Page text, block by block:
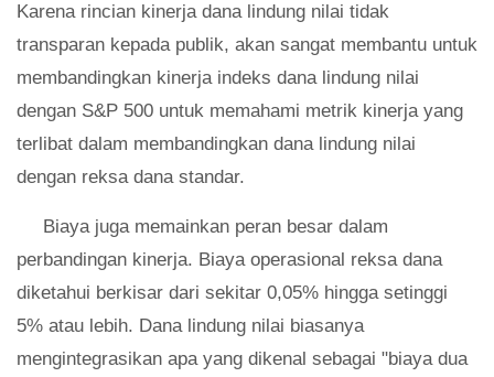
Karena rincian kinerja dana lindung nilai tidak
transparan kepada publik, akan sangat membantu untuk
membandingkan kinerja indeks dana lindung nilai
dengan S&P 500 untuk memahami metrik kinerja yang
terlibat dalam membandingkan dana lindung nilai
dengan reksa dana standar.
Biaya juga memainkan peran besar dalam
perbandingan kinerja. Biaya operasional reksa dana
diketahui berkisar dari sekitar 0,05% hingga setinggi
5% atau lebih. Dana lindung nilai biasanya
mengintegrasikan apa yang dikenal sebagai "biaya dua